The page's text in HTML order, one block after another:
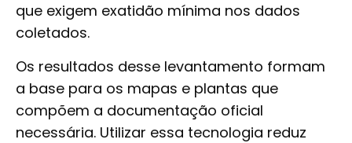
que exigem exatidão mínima nos dados
coletados.
Os resultados desse levantamento formam
a base para os mapas e plantas que
compõem a documentação oficial
necessária. Utilizar essa tecnologia reduz